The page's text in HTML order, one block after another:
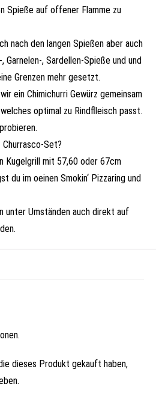
Spieße auf offener Flamme zu
nach den langen Spießen aber auch
Garnelen-, Sardellen-Spieße und und
Grenzen mehr gesetzt.
ein Chimichurri Gewürz gemeinsam
optimal zu Rindflleisch passt.
Set?
Kugelgrill mit 57,60 oder 67cm
du im oeinen Smokin‘ Pizzaring und
unter Umständen auch direkt auf
dieses Produkt gekauft haben,